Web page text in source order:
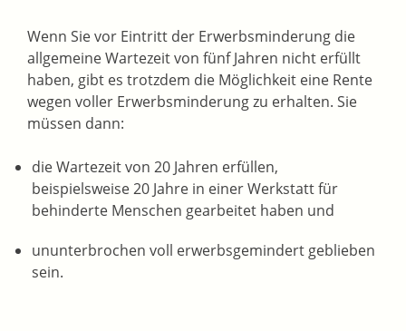
Wenn Sie vor Eintritt der Erwerbsminderung die
allgemeine Wartezeit von fünf Jahren nicht erfüllt
haben, gibt es trotzdem die Möglichkeit eine Rente
wegen voller Erwerbsminderung zu erhalten. Sie
müssen dann:
die Wartezeit von 20 Jahren erfüllen,
beispielsweise 20 Jahre in einer Werkstatt für
behinderte Menschen gearbeitet haben und
ununterbrochen voll erwerbsgemindert geblieben
sein.